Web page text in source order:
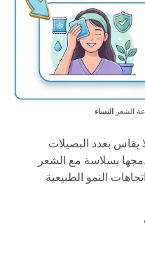
الشعر النساء
يقاس بعدد البصيلات
بسلاسة مع الشعر
النمو الطبيعية